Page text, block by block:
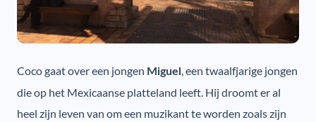
Coco gaat over een jongen Miguel , een twaalfjarige jongen
die op het Mexicaanse platteland leeft. Hij droomt er al
heel zijn leven van om een muzikant te worden zoals zijn